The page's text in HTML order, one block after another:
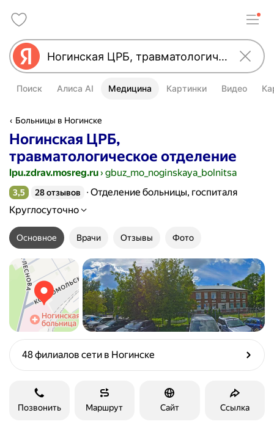
Поиск Алиса AI Медицина Картинки Видео
Больницы в Ногинске
Ногинская ЦРБ,
травматологическое отделение
lpu.zdrav.mosreg.ru› gbuz_mo_noginskaya_bolnitsa
Рейтинг 3,5 из 5
3,5 28 отзывов
Отделение больницы, госпиталя
Круглосуточно
Основное Врачи Отзывы Фото
48 филиалов сети в Ногинске
Позвонить Маршрут Сайт Ссылка